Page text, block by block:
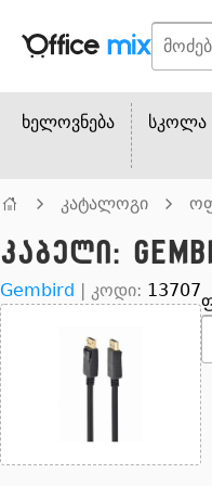
ხელოვნება სკოლა
კატალოგი
კაბელი:
Gembird | კოდი: 13707